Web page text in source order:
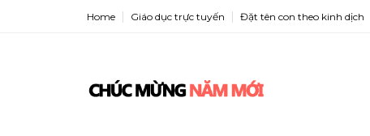
Home Giáo dục trực tuyến Đặt tên con theo kinh dịch